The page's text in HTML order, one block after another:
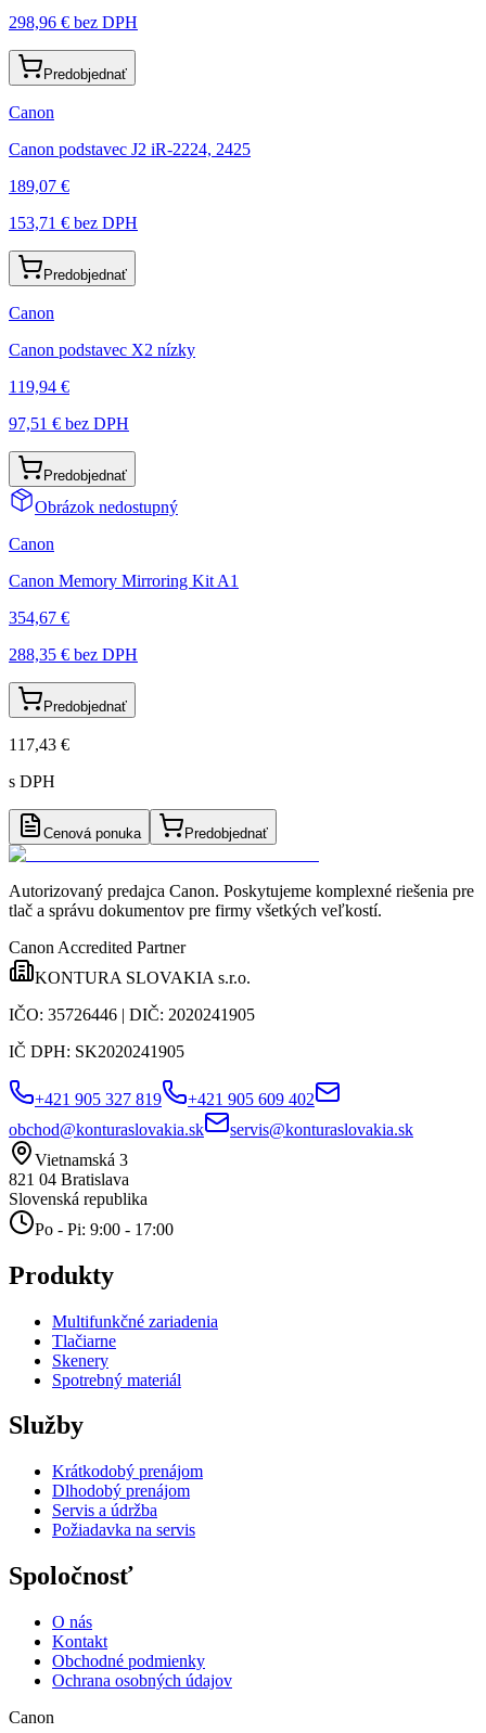
298,96 € bez DPH
Predobjednať
Canon
Canon podstavec J2 iR-2224, 2425
189,07 €
153,71 € bez DPH
Predobjednať
Canon
Canon podstavec X2 nízky
119,94 €
97,51 € bez DPH
Predobjednať
Obrázok nedostupný
Canon
Canon Memory Mirroring Kit A1
354,67 €
288,35 € bez DPH
Predobjednať
117,43 €
s DPH
Cenová ponuka Predobjednať
Autorizovaný predajca Canon. Poskytujeme komplexné riešenia pre
tlač a správu dokumentov pre firmy všetkých veľkostí.
Canon Accredited Partner
KONTURA SLOVAKIA s.r.o.
IČO: 35726446 | DIČ: 2020241905
IČ DPH: SK2020241905
+421 905 327 819
+421 905 609 402
obchod@konturaslovakia.sk
servis@konturaslovakia.sk
Vietnamská 3
821 04 Bratislava
Slovenská republika
Po - Pi: 9:00 - 17:00
Produkty
Multifunkčné zariadenia
Tlačiarne
Skenery
Spotrebný materiál
Služby
Krátkodobý prenájom
Dlhodobý prenájom
Servis a údržba
Požiadavka na servis
Spoločnosť
O nás
Kontakt
Obchodné podmienky
Ochrana osobných údajov
Canon